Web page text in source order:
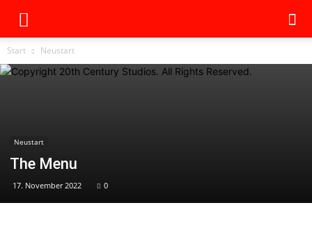
Start Neustart
Neustart
The Menu
17. November 2022 0